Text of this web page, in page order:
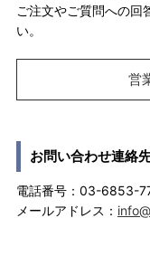
ご注文やご質問への回
い。
営
お問い合わせ連絡
電話番号：03-6853-
メールアドレス：